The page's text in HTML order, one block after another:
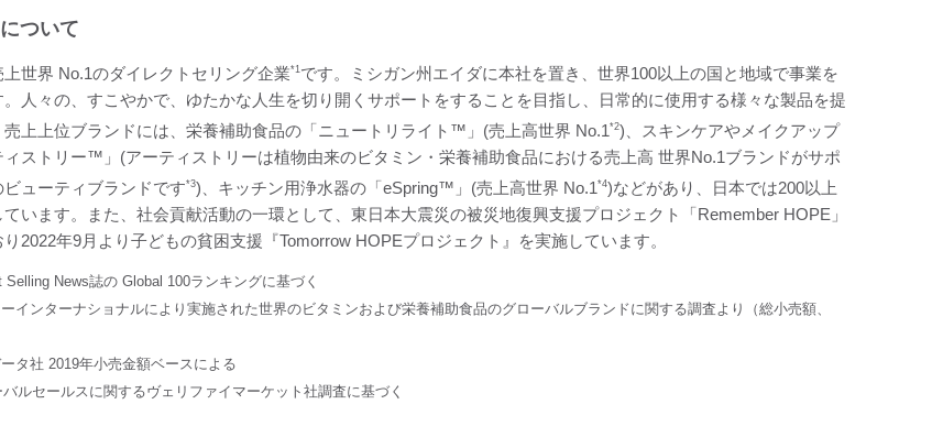
ついて
世界 No.1のダイレクトセリング企業*1です。ミシガン州エイダに本社を置き、世界100以上の国と地域で事業を
。人々の、すこやかで、ゆたかな人生を切り開くサポートをすることを目指し、日常的に使用する様々な製品を提
上上位ブランドには、栄養補助食品の「ニュートリライト™」(売上高世界 No.1 *2)、スキンケアやメイクアップ
ストリー™」(アーティストリーは植物由来のビタミン・栄養補助食品における売上高 世界No.1ブランドがサポ
ューティブランドです*3)、キッチン用浄水器の「eSpring™」(売上高世界 No.1 *4)などがあり、日本では200以上
います。また、社会貢献活動の一環として、東日本大震災の被災地復興支援プロジェクト「Remember HOPE」
2022年9月より子どもの貧困支援『Tomorrow HOPEプロジェクト』を実施しています。
News誌の Global 100ランキングに基づく
インターナショナルにより実施された世界のビタミンおよび栄養補助食品のグローバルブランドに関する調査より（総小売額、
タ社 2019年小売金額ベースによる
ルセールスに関するヴェリファイマーケット社調査に基づく